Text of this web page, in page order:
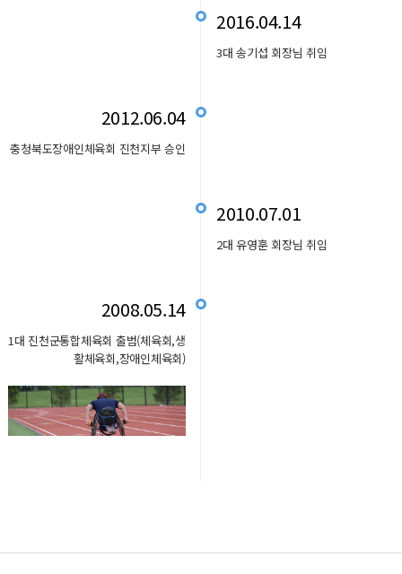
2016.04.14
3대 송기섭 회장님 취임
2012.06.04
충청북도장애인체육회 진천지부 승인
2010.07.01
2대 유영훈 회장님 취임
2008.05.14
1대 진천군통합체육회 출범(체육회,생
활체육회,장애인체육회)